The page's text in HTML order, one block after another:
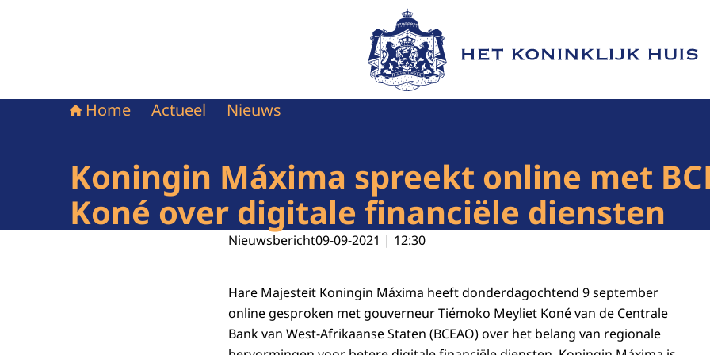
Naar de homepage van Het Koninklijk Huis
Home Actueel Nieuws
Koningin Máxima spreekt online met
Koné over digitale financiële diensten
Nieuwsbericht09-09-2021 | 12:30
Hare Majesteit Koningin Máxima heeft donderdagochtend 9 september
online gesproken met gouverneur Tiémoko Meyliet Koné van de Centrale
Bank van West-Afrikaanse Staten (BCEAO) over het belang van regionale